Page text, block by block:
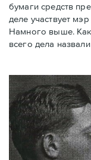
бумаги средств
деле участвует
Намного выше. Как
всего дела